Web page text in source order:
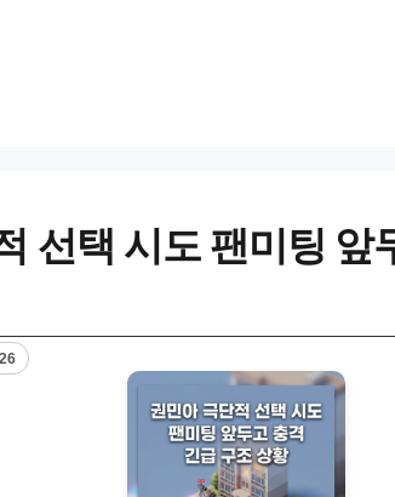
선택 시도 팬미팅 앞